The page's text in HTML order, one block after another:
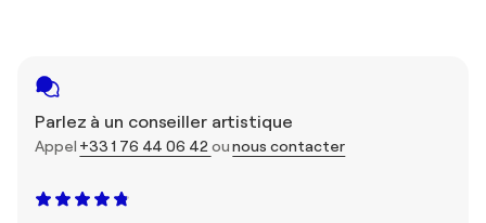
Parlez à un conseiller artistique
Appel +33 1 76 44 06 42 ounous contacter